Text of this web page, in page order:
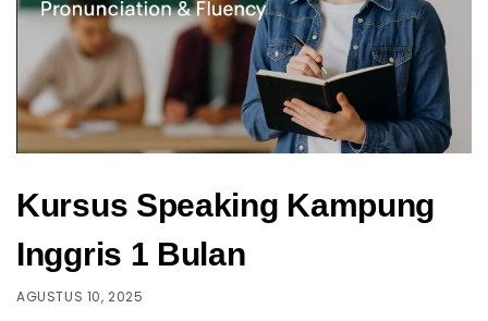
Kursus Speaking Kampung
Inggris 1 Bulan
AGUSTUS 10, 2025